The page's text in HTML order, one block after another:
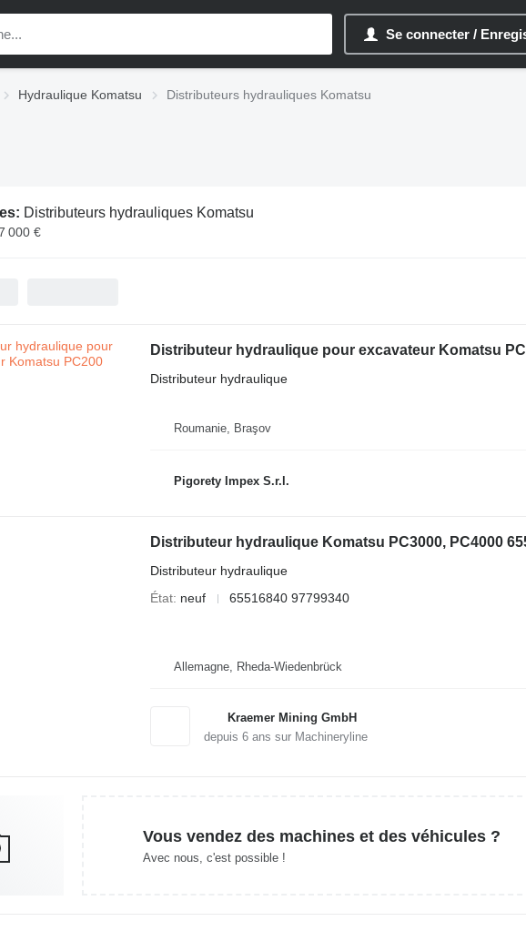
Se connecter /
Hydraulique Komatsu Distributeurs hydrauliques Komatsu
Distributeurs hydrauliques Komatsu
000 €
Distributeur hydraulique pour excavateur Komatsu
Distributeur hydraulique
Roumanie, Braşov
Pigorety Impex S.r.l.
Distributeur hydraulique Komatsu PC3000, PC4000
Distributeur hydraulique
État neuf 65516840 97799340
Allemagne, Rheda-Wiedenbrück
Kraemer Mining GmbH
depuis 6ans sur Machineryline
Vous vendez des machines et des véhicules ?
Avec nous, c'est possible !